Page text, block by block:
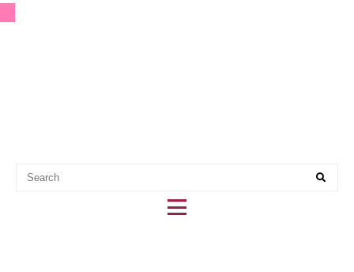
EERSTE HULP BIJ PARTY
PLANNING